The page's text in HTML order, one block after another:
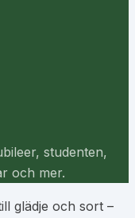
studenten,
och mer.
glädje och sort –